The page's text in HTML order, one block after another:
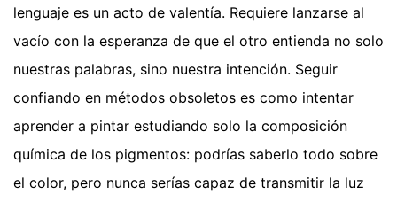
lenguaje es un acto de valentía. Requiere lanzarse al
vacío con la esperanza de que el otro entienda no solo
nuestras palabras, sino nuestra intención. Seguir
confiando en métodos obsoletos es como intentar
aprender a pintar estudiando solo la composición
química de los pigmentos: podrías saberlo todo sobre
el color, pero nunca serías capaz de transmitir la luz